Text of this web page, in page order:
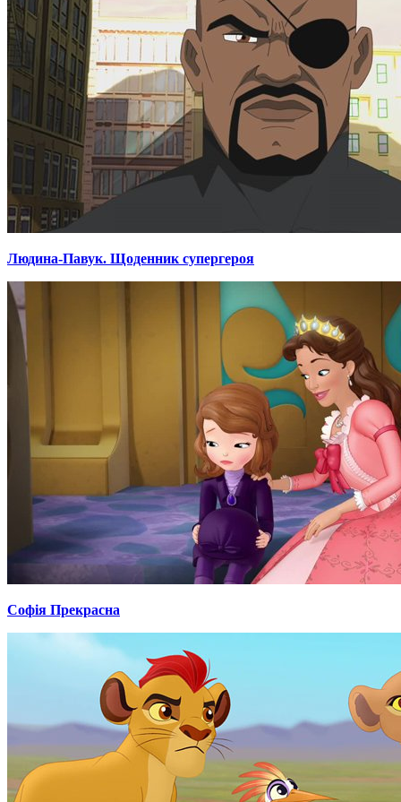
Людина-Павук. Щоденник супергероя
Софія Прекрасна